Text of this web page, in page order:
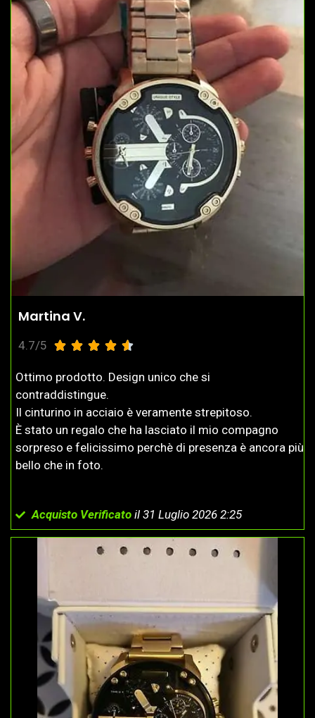
Martina V.
4.7/5     
Ottimo prodotto. Design unico che si
contraddistingue.
Il cinturino in acciaio è veramente strepitoso.
È stato un regalo che ha lasciato il mio compagno
sorpreso e felicissimo perchè di presenza è ancora più
bello che in foto.
Acquisto Verificatoil 31 Luglio 2026 2:25